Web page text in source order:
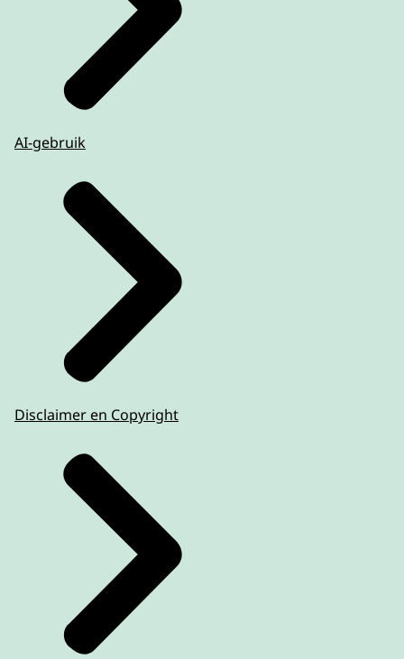
AI-gebruik
Disclaimer en Copyright